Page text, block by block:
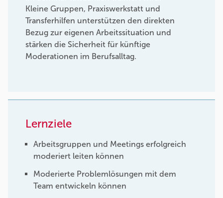
Kleine Gruppen, Praxiswerkstatt und
Transferhilfen unterstützen den direkten
Bezug zur eigenen Arbeitssituation und
stärken die Sicherheit für künftige
Moderationen im Berufsalltag.
Lernziele
Arbeitsgruppen und Meetings erfolgreich
moderiert leiten können
Moderierte Problemlösungen mit dem
Team entwickeln können